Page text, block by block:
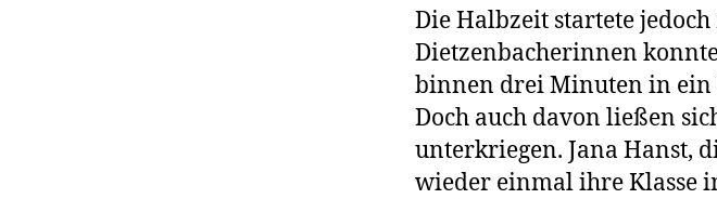
Die Halbzeit startete jedoch
Dietzenbacherinnen
binnen drei Minuten in ein
Doch auch davon ließen
unterkriegen. Jana Hanst,
wieder einmal ihre Klasse